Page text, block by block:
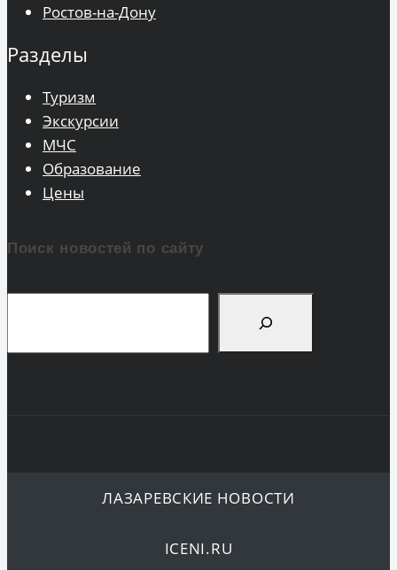
Ростов-на-Дону
Разделы
Туризм
Экскурсии
МЧС
Образование
Цены
Поиск новостей по сайту
ЛАЗАРЕВСКИЕ НОВОСТИ
ICENI.RU